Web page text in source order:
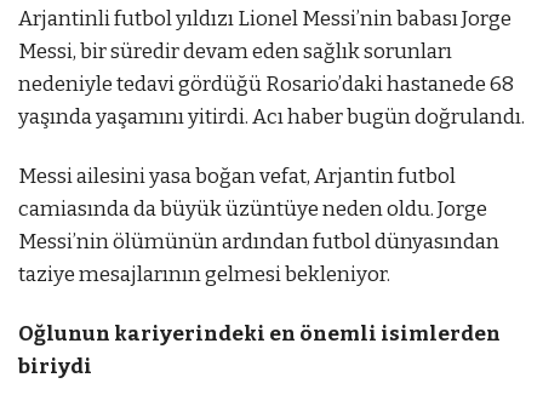
Arjantinli futbol yıldızı Lionel Messi’nin babası Jorge
Messi, bir süredir devam eden sağlık sorunları
nedeniyle tedavi gördüğü Rosario’daki hastanede 68
yaşında yaşamını yitirdi. Acı haber bugün doğrulandı.
Messi ailesini yasa boğan vefat, Arjantin futbol
camiasında da büyük üzüntüye neden oldu. Jorge
Messi’nin ölümünün ardından futbol dünyasından
taziye mesajlarının gelmesi bekleniyor.
Oğlunun kariyerindeki en önemli isimlerden
biriydi